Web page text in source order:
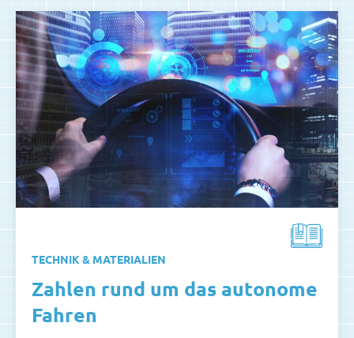
TECHNIK & MATERIALIEN
Zahlen rund um das autonome
Fahren